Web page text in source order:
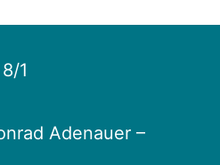
1
Adenauer –